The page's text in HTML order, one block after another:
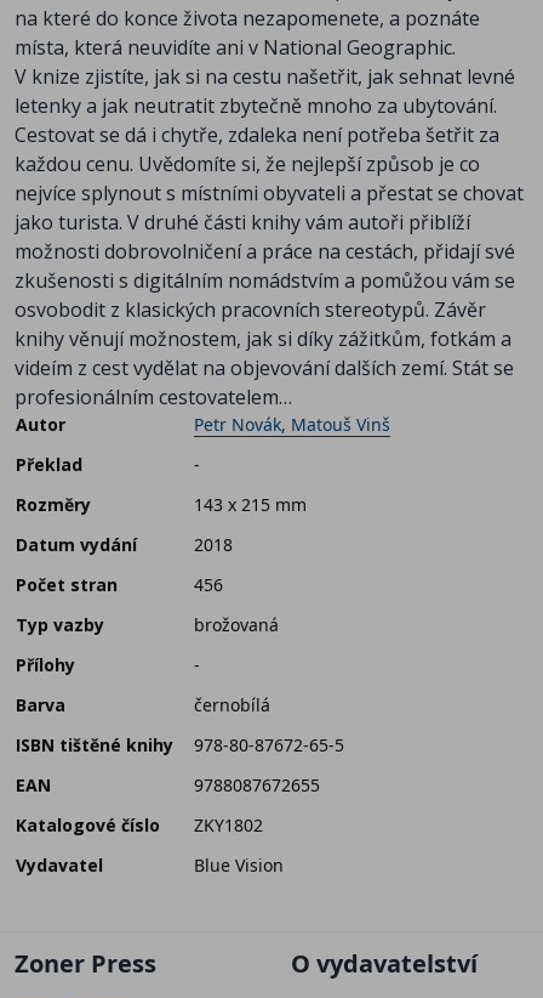
na které do konce života nezapomenete, a poznáte
místa, která neuvidíte ani v National Geographic.
V knize zjistíte, jak si na cestu našetřit, jak sehnat levné
letenky a jak neutratit zbytečně mnoho za ubytování.
Cestovat se dá i chytře, zdaleka není potřeba šetřit za
každou cenu. Uvědomíte si, že nejlepší způsob je co
nejvíce splynout s místními obyvateli a přestat se chovat
jako turista. V druhé části knihy vám autoři přiblíží
možnosti dobrovolničení a práce na cestách, přidají své
zkušenosti s digitálním nomádstvím a pomůžou vám se
osvobodit z klasických pracovních stereotypů. Závěr
knihy věnují možnostem, jak si díky zážitkům, fotkám a
videím z cest vydělat na objevování dalších zemí. Stát se
profesionálním cestovatelem…
Autor
Petr Novák, Matouš Vinš
Překlad
-
Rozměry
143 x 215 mm
Datum vydání
2018
Počet stran
456
Typ vazby
brožovaná
Přílohy
-
Barva
černobílá
ISBN tištěné knihy
978-80-87672-65-5
EAN
9788087672655
Katalogové číslo
ZKY1802
Vydavatel
Blue Vision
Zoner Press O vydavatelství